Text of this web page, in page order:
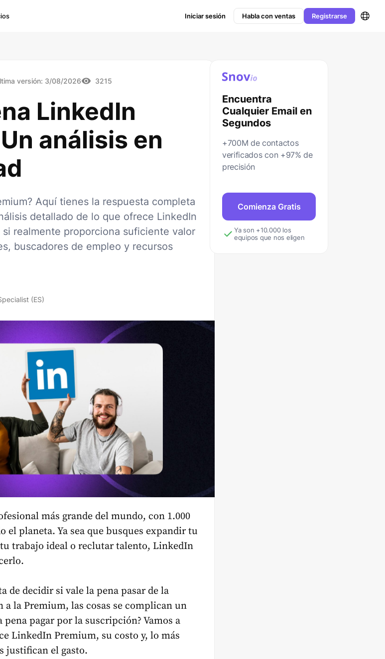
Iniciar sesión Habla con ventas Registrarse
versión: 3/08/2026 3215
LinkedIn
análisis en
Aquí tienes la respuesta completa
detallado de lo que ofrece LinkedIn
realmente proporciona suficiente valor
buscadores de empleo y recursos
(ES)
más grande del mundo, con 1.000
el planeta. Ya sea que busques expandir tu
trabajo ideal o reclutar talento, LinkedIn
de decidir si vale la pena pasar de la
la Premium, las cosas se complican un
pena pagar por la suscripción? Vamos a
LinkedIn Premium, su costo y, lo más
justifican el gasto.
Encuentra
Cualquier Email en
Segundos
+700M de contactos
verificados con +97% de
precisión
Comienza Gratis
Ya son +10.000 los
equipos que nos eligen